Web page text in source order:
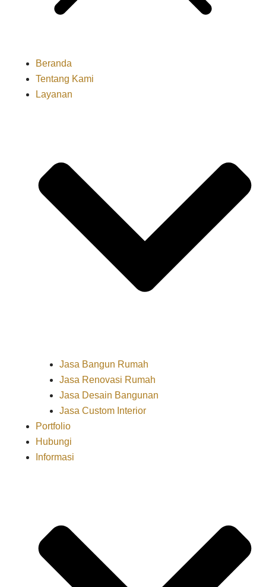
Beranda
Tentang Kami
Layanan
Jasa Bangun Rumah
Jasa Renovasi Rumah
Jasa Desain Bangunan
Jasa Custom Interior
Portfolio
Hubungi
Informasi